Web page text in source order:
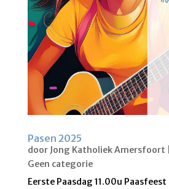
Pasen 2025
door Jong Katholiek Amersfoort
Geen categorie
Eerste Paasdag 11.00u